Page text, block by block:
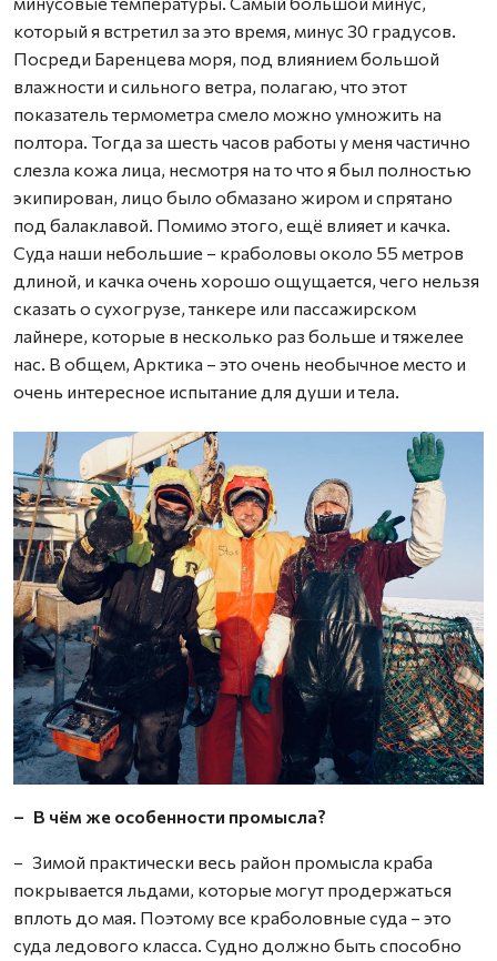
который я встретил за это время, минус 30 градусов.
Посреди Баренцева моря, под влиянием большой
влажности и сильного ветра, полагаю, что этот
показатель термометра смело можно умножить на
полтора. Тогда за шесть часов работы у меня частично
слезла кожа лица, несмотря на то что я был полностью
экипирован, лицо было обмазано жиром и спрятано
под балаклавой. Помимо этого, ещё влияет и качка.
Суда наши небольшие – краболовы около 55 метров
длиной, и качка очень хорошо ощущается, чего нельзя
сказать о сухогрузе, танкере или пассажирском
лайнере, которые в несколько раз больше и тяжелее
нас. В общем, Арктика – это очень необычное место и
очень интересное испытание для души и тела.
– В чём же особенности промысла?
– Зимой практически весь район промысла краба
покрывается льдами, которые могут продержаться
вплоть до мая. Поэтому все краболовные суда – это
суда ледового класса. Судно должно быть способно